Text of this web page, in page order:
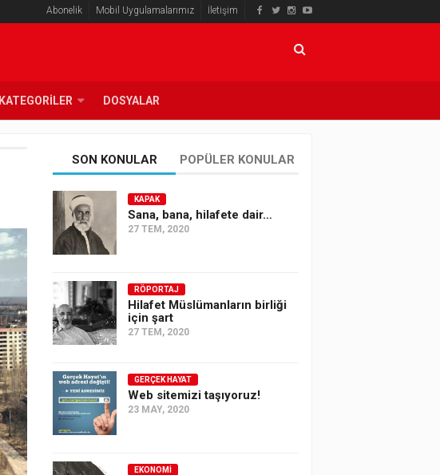
Abonelik Mobil Uygulamalarımız İletişim
KATEGORILER DOSYALAR
SON KONULAR POPÜLER KONULAR
KAPAK
Sana, bana, hilafete dair…
27 TEM, 2020
RÖPORTAJ
Hilafet Müslümanların birliği
için şart
27 TEM, 2020
GERÇEK HAYAT
Web sitemizi taşıyoruz!
23 MAY, 2020
EKONOMI